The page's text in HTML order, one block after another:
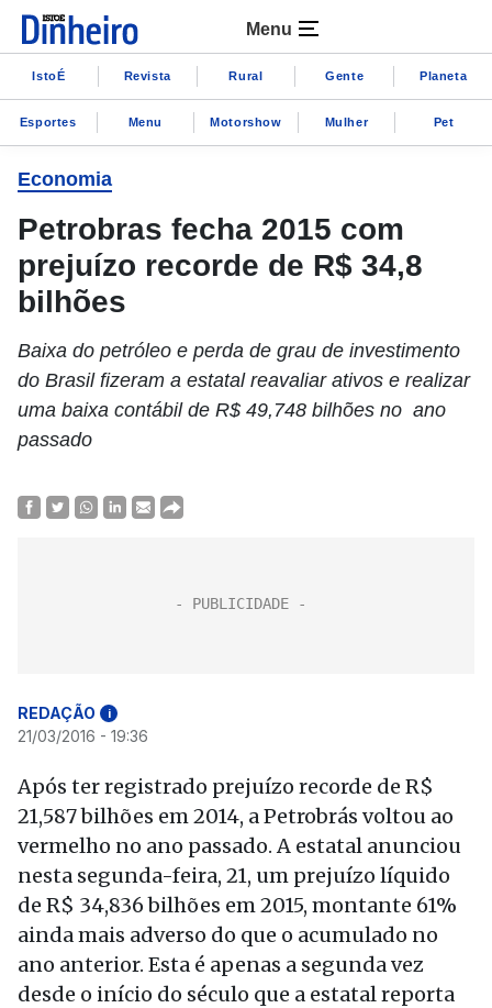
Menu
IstoÉ Revista Rural Gente Planeta
Esportes Menu Motorshow Mulher Pet
Economia
Petrobras fecha 2015 com
prejuízo recorde de R$ 34,8
bilhões
Baixa do petróleo e perda de grau de investimento
do Brasil fizeram a estatal reavaliar ativos e realizar
uma baixa contábil de R$ 49,748 bilhões no ano
passado
REDAÇÃO i
21/03/2016 - 19:36
Após ter registrado prejuízo recorde de R$
21,587 bilhões em 2014, a Petrobrás voltou ao
vermelho no ano passado. A estatal anunciou
nesta segunda-feira, 21, um prejuízo líquido
de R$ 34,836 bilhões em 2015, montante 61%
ainda mais adverso do que o acumulado no
ano anterior. Esta é apenas a segunda vez
desde o início do século que a estatal reporta